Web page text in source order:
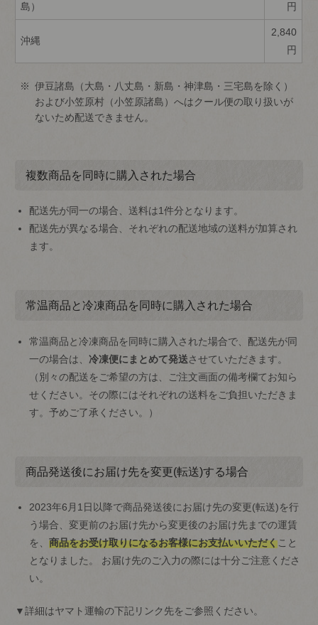
島）
円
沖縄
2,840
円
伊豆諸島（大島・八丈島・新島・神津島・三宅島を除く）
および小笠原村（小笠原諸島）へはクール便の取り扱いが
ないため配送できません。
複数商品を同時に購入された場合
配送先が同一の場合、送料は1件分となります。
配送先が異なる場合、それぞれの配送地域の送料が加算され
ます。
常温商品と冷凍商品を同時に購入された場合
常温商品と冷凍商品を同時に購入された場合で、配送先が同
一の場合は、冷凍便にまとめて発送させていただきます。
（別々の配送をご希望の方は、ご注文画面の備考欄てお知ら
せください。その際にはそれぞれの送料をご負担いただきま
す。予めご了承ください。）
商品発送後にお届け先を変更(転送)する場合
2023年6月1日以降で商品発送後にお届け先の変更(転送)を行
う場合、変更前のお届け先から変更後のお届け先までの運賃
を、商品をお受け取りになるお客様にお支払いいただくこと
となりました。 お届け先のご入力の際には十分ご注意くださ
い。
▼詳細はヤマト運輸の下記リンク先をご参照ください。